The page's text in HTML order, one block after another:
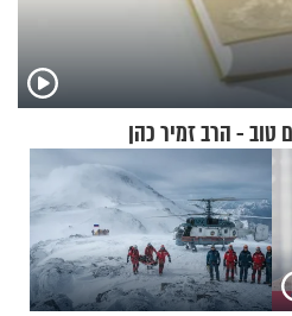
טוב - הרב זמיר כהן